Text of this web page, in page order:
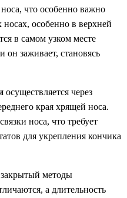
что особенно важно
особенно в верхней
в самом узком месте
он заживает, становясь
осуществляется через
края хрящей носа.
носа, что требует
для укрепления кончика
методы
а длительность